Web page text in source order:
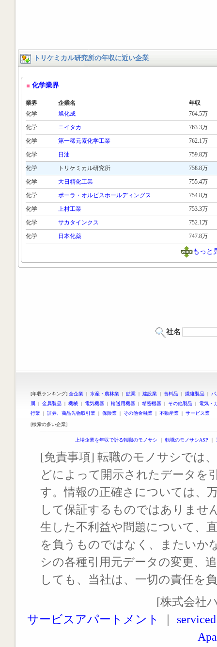
トリケミカル研究所の年収に近い企業
化学業界
業界 企業名
年収
化学
旭化成
764.5万
化学
ニイタカ
763.3万
化学
第一稀元素化学工業
762.1万
化学
日油
759.8万
化学
トリケミカル研究所
758.8万
化学
大日精化工業
755.4万
化学
ポーラ・オルビスホールディングス
754.8万
化学
上村工業
753.3万
化学
サカタインクス
752.1万
化学
日本化薬 747.8万
もっと
社名
[年収ランキング] 全企業 | 水産・農林業 | 鉱業 | 建設業 | 食料品 | 繊維製品 |
属 | 金属製品 | 機械 | 電気機器 | 輸送用機器 | 精密機器 | その他製品 | 電気・
行業 | 証券、商品先物取引業 | 保険業 | その他金融業 | 不動産業 | サービス業
[検索の多い企業]
上場企業を年収で計る転職のモノサシ ｜ 転職のモノサシASP ｜
[免責事項] 転職のモノサシでは
どによって開示されたデータを
す。情報の正確さについては、
して保証するものではありませ
生した不利益や問題について、
を負うものではなく、またいか
シの各種引用元データの変更、
しても、当社は、一切の責任を
[株式会社
サービスアパートメント